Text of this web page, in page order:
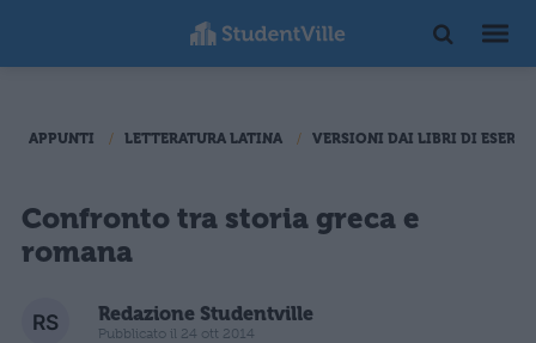
APPUNTI LETTERATURA LATINA VERSIONI DAI LIBRI DI
Confronto tra storia greca e
romana
Redazione Studentville
Pubblicato il 24 ott 2014